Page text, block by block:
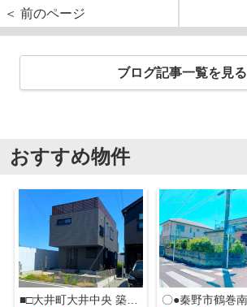
＜ 前のページ
ブログ記事一覧を見る
おすすめ物件
■□大井町大井中央 築後未入居戸建■□